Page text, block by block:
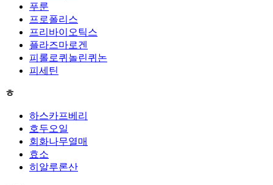
푸룬
프로폴리스
프리바이오틱스
플라즈마로겐
피롤로퀴놀린퀴논
피세틴
ㅎ
하스카프베리
호두오일
회화나무열매
효소
히알루론산